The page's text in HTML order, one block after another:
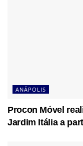
ANÁPOLIS
Procon Móvel
Jardim Itália a